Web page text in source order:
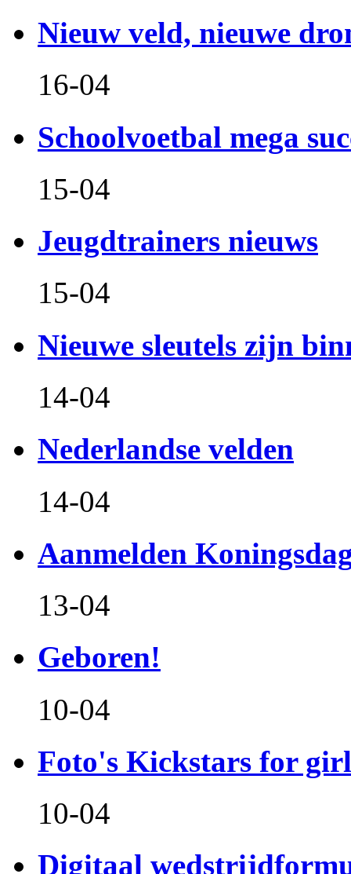
Nieuw veld, nieuwe
16-04
Schoolvoetbal mega
15-04
Jeugdtrainers nieuws
15-04
Nieuwe sleutels zijn
14-04
Nederlandse velden
14-04
Aanmelden
13-04
Geboren!
10-04
Foto's Kickstars for
10-04
Digitaal